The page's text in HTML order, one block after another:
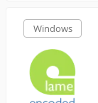
Windows